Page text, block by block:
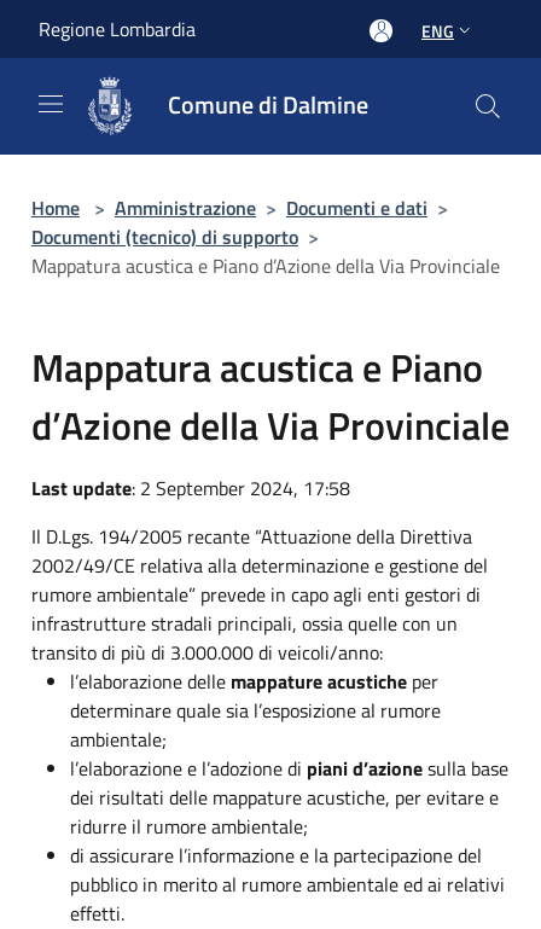
Regione Lombardia ENG
Comune di Dalmine
Home > Amministrazione > Documenti e dati >
Documenti (tecnico) di supporto >
Mappatura acustica e Piano d’Azione della Via Provinciale
Mappatura acustica e Piano
d’Azione della Via Provinciale
Last update: 2 September 2024, 17:58
Il D.Lgs. 194/2005 recante “Attuazione della Direttiva
2002/49/CE relativa alla determinazione e gestione del
rumore ambientale” prevede in capo agli enti gestori di
infrastrutture stradali principali, ossia quelle con un
transito di più di 3.000.000 di veicoli/anno:
l’elaborazione delle mappature acustiche per
determinare quale sia l’esposizione al rumore
ambientale;
l’elaborazione e l’adozione di piani d’azionesulla base
dei risultati delle mappature acustiche, per evitare e
ridurre il rumore ambientale;
di assicurare l’informazione e la partecipazione del
pubblico in merito al rumore ambientale ed ai relativi
effetti.